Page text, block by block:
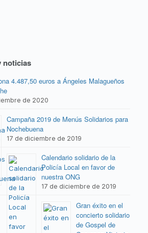
noticias
4.487,50 euros a Ángeles Malagueños
de 2020
Campaña 2019 de Menús Solidarios para
Nochebuena
17 de diciembre de 2019
Calendario solidario de la
Policía Local en favor de
nuestra ONG
17 de diciembre de 2019
Gran éxito en el
concierto solidario
de Gospel de